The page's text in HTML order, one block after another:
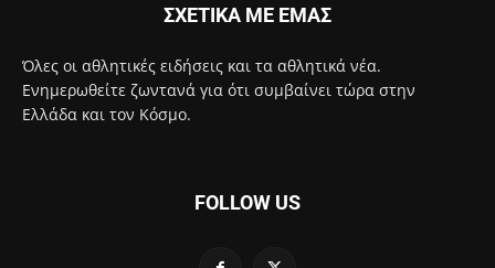
ΣΧΕΤΙΚΑ ΜΕ ΕΜΑΣ
Όλες οι αθλητικές ειδήσεις και τα αθλητικά νέα.
Ενημερωθείτε ζωντανά για ότι συμβαίνει τώρα στην
Ελλάδα και τον Κόσμο.
FOLLOW US